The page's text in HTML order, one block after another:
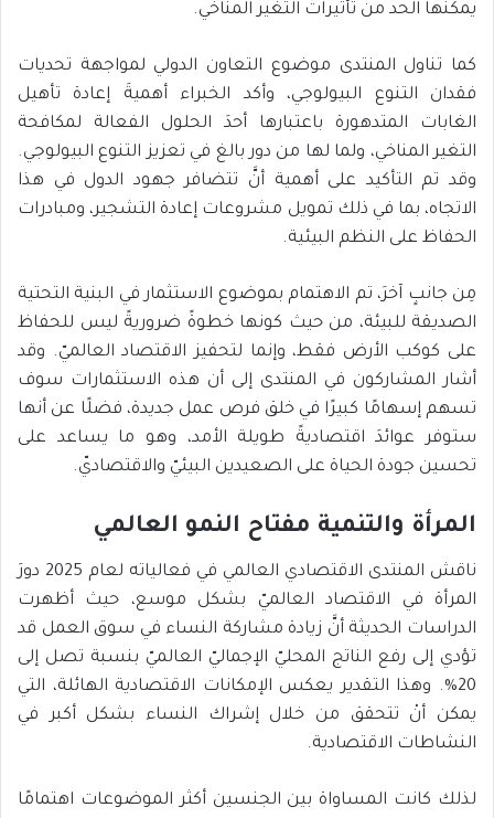
يمكنها الحد من تأثيرات التغير المناخي.
كما تناول المنتدى موضوع التعاون الدولي لمواجهة تحديات
فقدان التنوع البيولوجي، وأكد الخبراء أهميةَ إعادة تأهيل
الغابات المتدهورة باعتبارها أحدَ الحلول الفعالة لمكافحة
التغير المناخي، ولما لها من دور بالغ في تعزيز التنوع البيولوجي.
وقد تم التأكيد على أهمية أنَّ تتضافر جهود الدول في هذا
الاتجاه، بما في ذلك تمويل مشروعات إعادة التشجير، ومبادرات
الحفاظ على النظم البيئية.
مِن جانبٍ آخرَ، تم الاهتمام بموضوع الاستثمار في البنية التحتية
الصديقة للبيئة، من حيث كونها خطوةً ضروريةً ليس للحفاظ
على كوكب الأرض فقط، وإنما لتحفيز الاقتصاد العالميّ. وقد
أشار المشاركون في المنتدى إلى أن هذه الاستثمارات سوف
تسهم إسهامًا كبيرًا في خلق فرص عمل جديدة، فضلًا عن أنها
ستوفر عوائدَ اقتصاديةً طويلة الأمد، وهو ما يساعد على
تحسين جودة الحياة على الصعيدين البيئيّ والاقتصاديّ.
المرأة والتنمية مفتاح النمو العالمي
ناقش المنتدى الاقتصادي العالمي في فعالياته لعام 2025 دورَ
المرأة في الاقتصاد العالميّ بشكل موسع، حيث أظهرت
الدراسات الحديثة أنَّ زيادة مشاركة النساء في سوق العمل قد
تؤدي إلى رفع الناتج المحليّ الإجماليّ العالميّ بنسبة تصل إلى
20%. وهذا التقدير يعكس الإمكانات الاقتصادية الهائلة، التي
يمكن أنْ تتحقق من خلال إشراك النساء بشكل أكبر في
النشاطات الاقتصادية.
لذلك كانت المساواة بين الجنسين أكثر الموضوعات اهتمامًا